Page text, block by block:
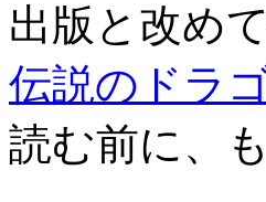
出版と改め
伝説のドラ
読む前に、